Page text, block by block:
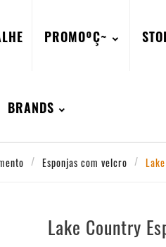
PROMOºÇ~
BRANDS
Esponjas com velcro
Lake Country